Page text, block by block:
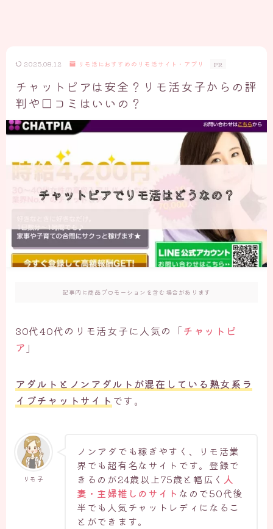
2025.08.12 リモ活におすすめのリモ活サイト・アプリ PR
チャットピアは安全？リモ活女子からの評
判や口コミはいいの？
記事内に商品プロモーションを含む場合があります
30代40代のリモ活女子に人気の「チャットピ
ア 」
アダルトとノンアダルトが混在している熟女系ラ
イブチャットサイト です。
リモ子
ノンアダでも稼ぎやすく、リモ活業
界でも超有名なサイトです。登録で
きるのが24歳以上75歳と幅広く 人
妻・主婦推しのサイト なので50代後
半でも人気チャットレディになるこ
とができます。